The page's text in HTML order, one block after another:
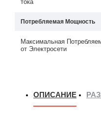
тока
Потребляемая Мощность
Максимальная
от Электросети
ОПИСАНИЕ